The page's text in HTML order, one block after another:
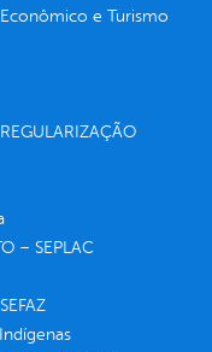
e Turismo
– SEPLAC